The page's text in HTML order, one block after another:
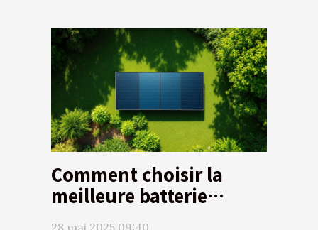
Comment choisir la
meilleure batterie
portable solaire pour
28 mai 2025 09:40